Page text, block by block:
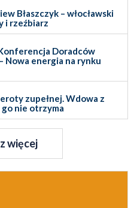
Błaszczyk – włocławski
i rzeźbiarz
Doradców
Nowa energia na rynku
zupełnej. Wdowa z
nie otrzyma
więcej